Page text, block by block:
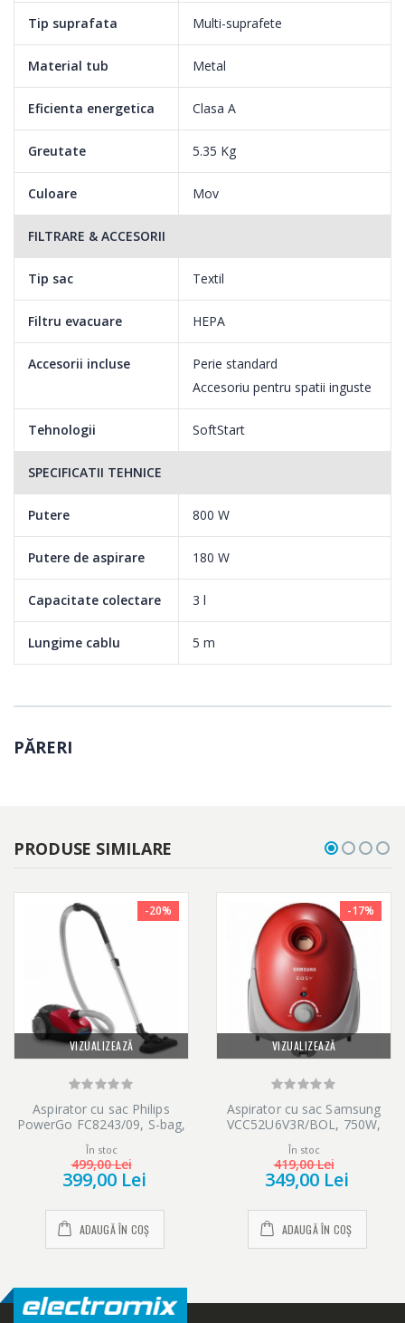
Tip suprafata Multi-suprafete
Material tub Metal
Eficienta energetica Clasa A
Greutate 5.35 Kg
Culoare Mov
FILTRARE & ACCESORII
Tip sac Textil
Filtru evacuare HEPA
Accesorii incluse
Perie standard
Accesoriu pentru spatii inguste
Tehnologii SoftStart
SPECIFICATII TEHNICE
Putere 800 W
Putere de aspirare 180 W
Capacitate colectare 3 l
Lungime cablu 5 m
PĂRERI
PRODUSE SIMILARE
VIZUALIZEAZĂ
-20%
Aspirator cu sac Philips
PowerGo FC8243/09, S-bag,
750 W, Eticheta Energetica
AAA, Filtru Antialergic, Tub
Telescopic, Rosu
În stoc
499,00 Lei
399,00 Lei
ADAUGĂ ÎN COȘ
VIZUALIZEAZĂ
-17%
Aspirator cu sac Samsung
VCC52U6V3R/BOL, 750W,
2.5l, perie aspirare 2 pasi,
variator putere, Rosu
În stoc
419,00 Lei
349,00 Lei
ADAUGĂ ÎN COȘ